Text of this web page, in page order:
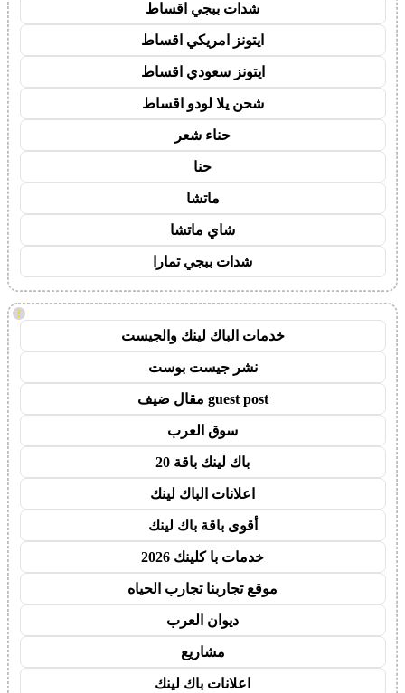
شدات ببجي اقساط
ايتونز امريكي اقساط
ايتونز سعودي اقساط
شحن يلا لودو اقساط
حناء شعر
حنا
ماتشا
شاي ماتشا
شدات ببجي تمارا
!
خدمات الباك لينك والجيست
نشر جيست بوست
guest post مقال ضيف
سوق العرب
باك لينك باقة 20
اعلانات الباك لينك
أقوى باقة باك لينك
خدمات با كلينك 2026
موقع تجاربنا تجارب الحياه
ديوان العرب
مشاريع
اعلانات باك لينك